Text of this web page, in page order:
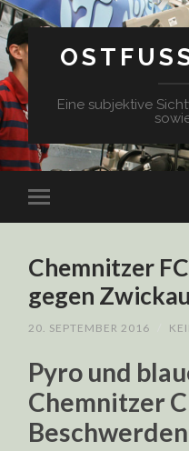
Eine subjektive
Chemnitzer
gegen
20. SEPTEMBER 2016
Pyro und
Chemnitzer
Beschwerden